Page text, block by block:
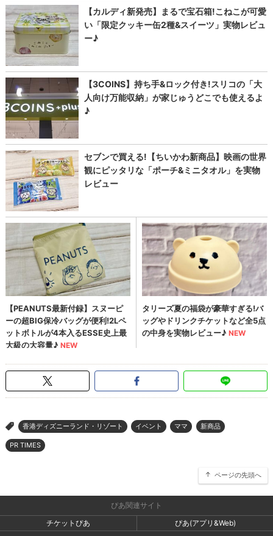
> 香港ディズニーランド・リゾート イベント ママ 新商品
PR TIMES
ページの先頭へ
ぴあ関連サイト
チケットぴあ
ぴあ(アプリ&Web)